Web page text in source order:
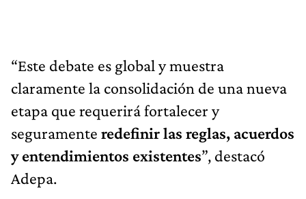
“Este debate es global y muestra
claramente la consolidación de una nueva
etapa que requerirá fortalecer y
seguramente redefinir las reglas, acuerdos
y entendimientos existentes”, destacó
Adepa.